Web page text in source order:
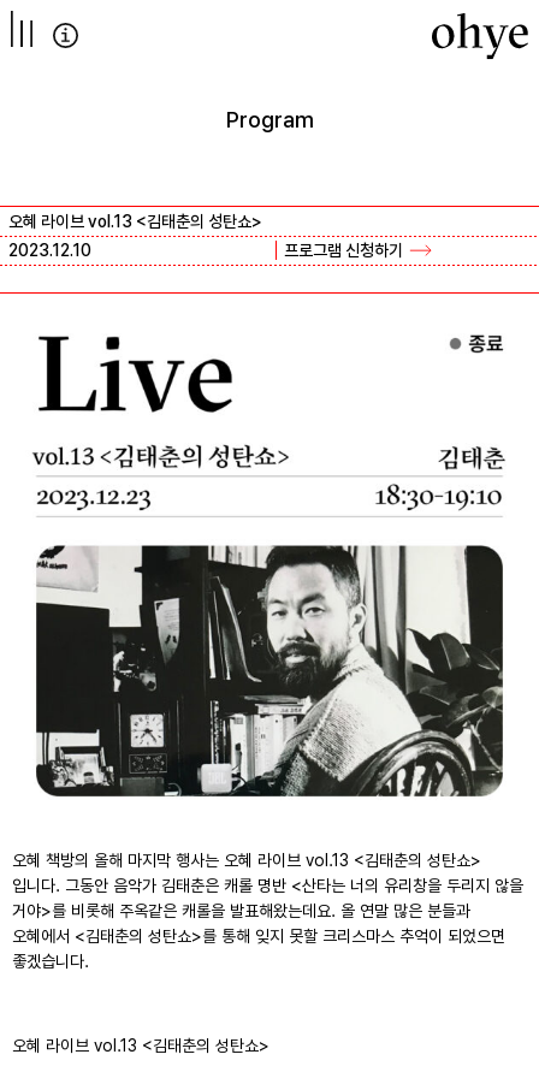
컨텐츠로
넘어가기
Program
오혜 라이브 vol.13 <김태춘의 성탄쇼>
2023.12.10
프로그램 신청하기
오혜 책방의 올해 마지막 행사는 오혜 라이브 vol.13 <김태춘의 성탄쇼>
입니다. 그동안 음악가 김태춘은 캐롤 명반 <산타는 너의 유리창을 두리지 않을
거야>를 비롯해 주옥같은 캐롤을 발표해왔는데요. 올 연말 많은 분들과
오혜에서 <김태춘의 성탄쇼>를 통해 잊지 못할 크리스마스 추억이 되었으면
좋겠습니다.
오혜 라이브 vol.13 <김태춘의 성탄쇼>